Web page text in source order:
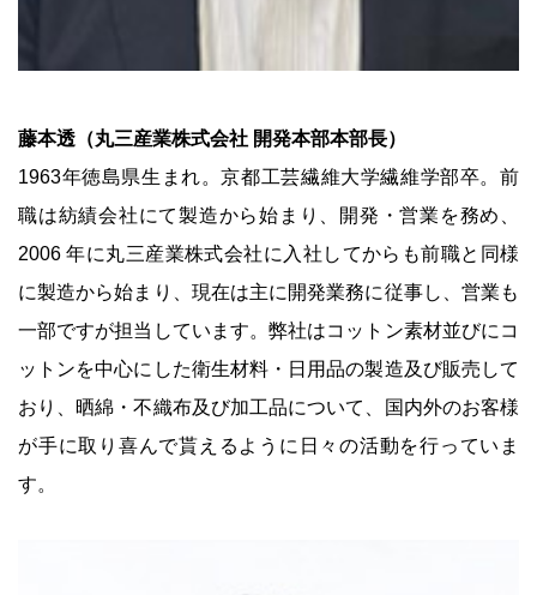
藤本透（丸三産業株式会社 開発本部本部長）
1963年徳島県生まれ。京都工芸繊維大学繊維学部卒。前
職は紡績会社にて製造から始まり、開発・営業を務め、
2006 年に丸三産業株式会社に入社してからも前職と同様
に製造から始まり、現在は主に開発業務に従事し、営業も
一部ですが担当しています。弊社はコットン素材並びにコ
ットンを中心にした衛生材料・日用品の製造及び販売して
おり、晒綿・不織布及び加工品について、国内外のお客様
が手に取り喜んで貰えるように日々の活動を行っていま
す。